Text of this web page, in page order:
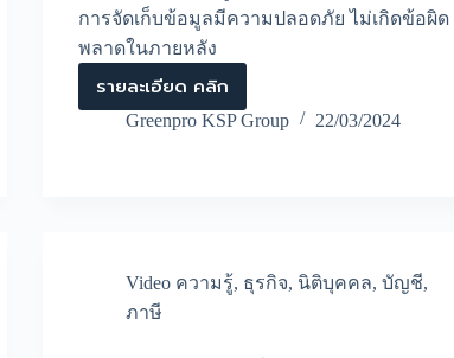
การจัดเก็บข้อมูลมีความปลอดภัย ไม่เกิดข้อผิด
พลาดในภายหลัง
รายละเอียด คลิก
การ
ส่ง
ต่อ
ข้อ
ควร
Greenpro KSP Group 22/03/2024
Video ความรู้, ธุรกิจ, นิติบุคคล,บัญชี,
ภาษี